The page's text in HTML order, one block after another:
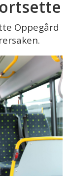
Oppegård